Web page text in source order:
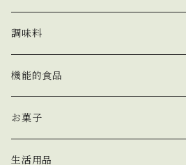
調味料
機能的食品
お菓子
生活用品